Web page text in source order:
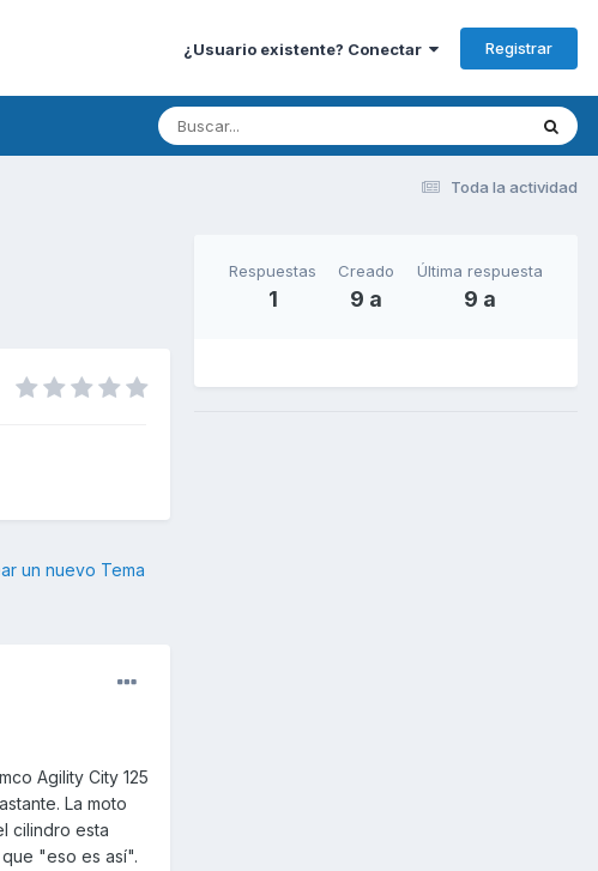
¿Usuario existente? Conectar Registrar
Toda la actividad
un nuevo Tema
Agility City 125
La moto
cilindro esta
"eso es así".
Respuestas
1
Creado
9 a
Última respuesta
9 a